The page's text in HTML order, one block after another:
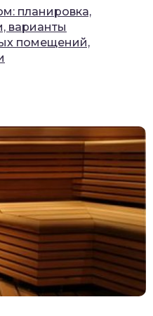
планировка,
варианты
помещений,